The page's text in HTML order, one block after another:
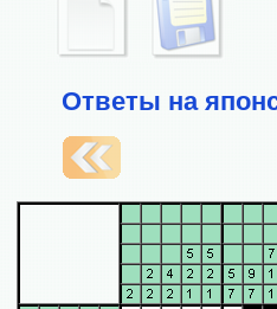
Ответы на